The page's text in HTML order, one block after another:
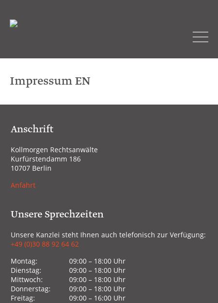
Form a limited company
Checklist
Impressum EN
Anschrift
Kollmorgen Rechtsanwälte
Kurfürstendamm 186
10707 Berlin
Anfahrt
Unsere Sprechzeiten
Unsere Kanzlei steht Ihnen auch telefonisch zur Verfügung:
+49 (0)30 88 92 64 62
Montag:
09:00 – 18:00 Uhr
Dienstag:
09:00 – 18:00 Uhr
Mittwoch:
09:00 – 18:00 Uhr
Donnerstag:
09:00 – 18:00 Uhr
Freitag:
09:00 – 16:00 Uhr